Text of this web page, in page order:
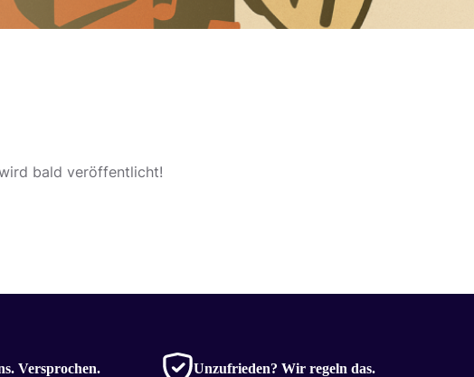
bald veröffentlicht!
Versprochen. Unzufrieden? Wir regeln das.